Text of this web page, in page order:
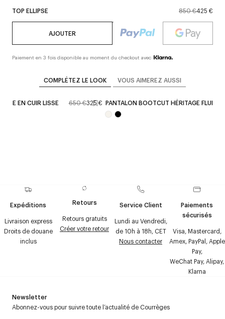
TOP ELLIPSE 850 €425 €
AJOUTER
Paiement en 3 fois disponible au moment du checkout avec
COMPLÉTEZ LE LOOK VOUS AIMEREZ AUSSI
EN CUIR LISSE 650 €325 € PANTALON BOOTCUT HÉRITAGE FLUIDE
Expéditions
Livraison express
Droits de douane
inclus
Retours
Retours gratuits
Créer votre retour
Service Client
Lundi au Vendredi,
de 10h à 18h, CET
Nous contacter
Paiements
sécurisés
Visa, Mastercard,
Amex, PayPal, Apple
Pay,
WeChat Pay, Alipay,
Klarna
Newsletter
Abonnez-vous pour suivre toute l’actualité de Courrèges